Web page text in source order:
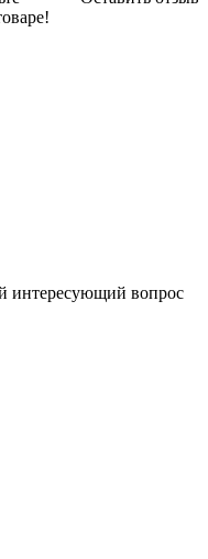
интересующий вопрос